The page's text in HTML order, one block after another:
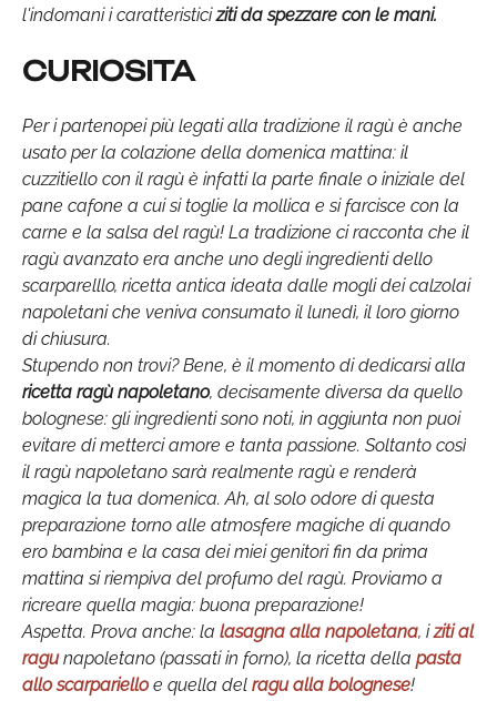
l'indomani i caratteristiciziti da spezzare con le mani.
CURIOSITA
Per i partenopei più legati alla tradizione il ragù è anche
usato per la colazione della domenica mattina: il
cuzzitiello con il ragù è infatti la parte finale o iniziale del
pane cafone a cui si toglie la mollica e si farcisce con la
carne e la salsa del ragù! La tradizione ci racconta che il
ragù avanzato era anche uno degli ingredienti dello
scarparelllo, ricetta antica ideata dalle mogli dei calzolai
napoletani che veniva consumato il lunedì, il loro giorno
di chiusura.
Stupendo non trovi? Bene, è il momento di dedicarsi alla
ricetta ragù napoletano, decisamente diversa da quello
bolognese: gli ingredienti sono noti, in aggiunta non puoi
evitare di metterci amore e tanta passione. Soltanto così
il ragù napoletano sarà realmente ragù e renderà
magica la tua domenica. Ah, al solo odore di questa
preparazione torno alle atmosfere magiche di quando
ero bambina e la casa dei miei genitori fin da prima
mattina si riempiva del profumo del ragù. Proviamo a
ricreare quella magia: buona preparazione!
Aspetta. Prova anche: la lasagna alla napoletana, iziti al
ragunapoletano (passati in forno), la ricetta della pasta
allo scarparielloe quella del ragu alla bolognese!